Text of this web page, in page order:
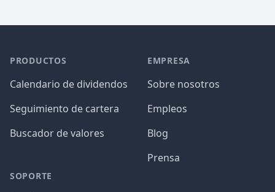
PRODUCTOS
Calendario de dividendos
Seguimiento de cartera
Buscador de valores
SOPORTE
EMPRESA
Sobre nosotros
Empleos
Blog
Prensa